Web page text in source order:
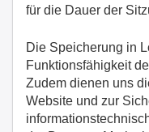
für die Dauer der
Die Speicherung in
Funktionsfähigkeit
Zudem dienen uns
Website und zur